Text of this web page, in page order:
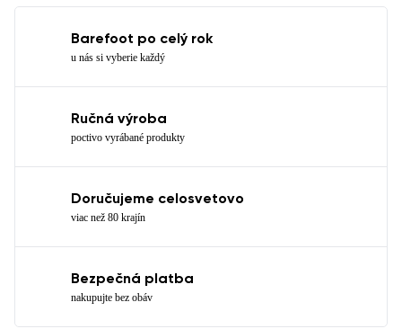
Barefoot po celý rok
u nás si vyberie každý
Ručná výroba
poctivo vyrábané produkty
Doručujeme celosvetovo
viac než 80 krajín
Bezpečná platba
nakupujte bez obáv